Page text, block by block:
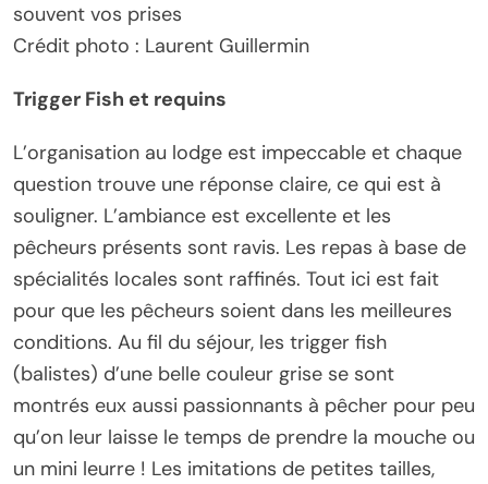
souvent vos prises
Crédit photo : Laurent Guillermin
Trigger Fish et requins
L’organisation au lodge est impeccable et chaque
question trouve une réponse claire, ce qui est à
souligner. L’ambiance est excellente et les
pêcheurs présents sont ravis. Les repas à base de
spécialités locales sont raffinés. Tout ici est fait
pour que les pêcheurs soient dans les meilleures
conditions. Au fil du séjour, les trigger fish
(balistes) d’une belle couleur grise se sont
montrés eux aussi passionnants à pêcher pour peu
qu’on leur laisse le temps de prendre la mouche ou
un mini leurre ! Les imitations de petites tailles,